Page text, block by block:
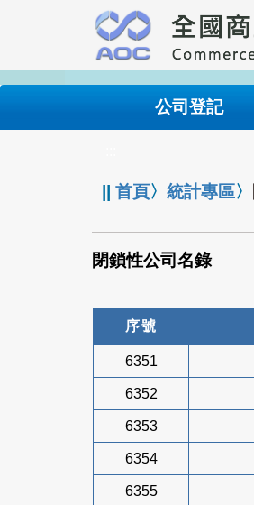
要
內
公司登記
||首頁〉統計專區〉
閉鎖性公司名錄
序號
6351
6352
6353
6354
6355